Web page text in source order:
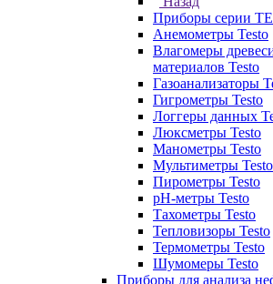
Приборы серии
Анемометры Testo
Влагомеры
материалов Testo
Газоанализаторы
Гигрометры Testo
Логгеры данных
Люксметры Testo
Манометры Testo
Мультиметры Testo
Пирометры Testo
pH-метры Testo
Тахометры Testo
Тепловизоры Testo
Термометры Testo
Шумомеры Testo
Приборы для анализа